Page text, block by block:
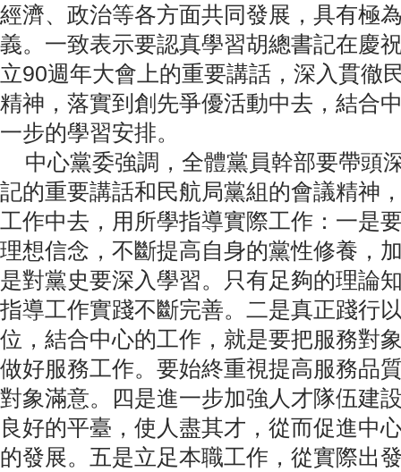
經濟、政治等各方面共同發展，具有極
義。一致表示要認真學習胡總書記在慶
立90週年大會上的重要講話，深入貫徹
精神，落實到創先爭優活動中去，結合
一步的學習安排。
中心黨委強調，全體黨員幹部要帶頭
記的重要講話和民航局黨組的會議精神
工作中去，用所學指導實際工作：一是
理想信念，不斷提高自身的黨性修養，
是對黨史要深入學習。只有足夠的理論
指導工作實踐不斷完善。二是真正踐行
位，結合中心的工作，就是要把服務對
做好服務工作。要始終重視提高服務品
對象滿意。四是進一步加強人才隊伍建
良好的平臺，使人盡其才，從而促進中
的發展。五是立足本職工作，從實際出